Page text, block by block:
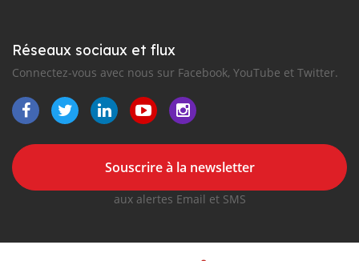
Réseaux sociaux et flux
Connectez-vous avec nous sur Facebook, YouTube et Twitter.
Souscrire à la newsletter
aux alertes Email et SMS